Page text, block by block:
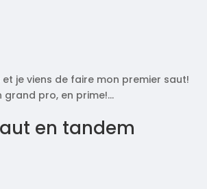
et je viens de faire mon premier saut!
grand pro, en prime!…
en tandem